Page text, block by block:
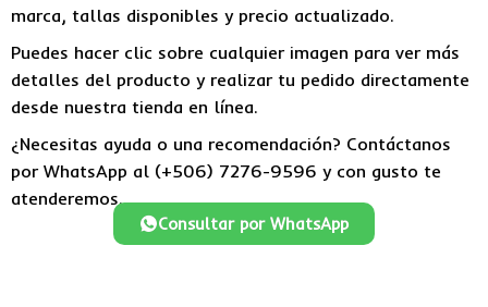
marca, tallas disponibles y precio actualizado.
Puedes hacer clic sobre cualquier imagen para ver más
detalles del producto y realizar tu pedido directamente
desde nuestra tienda en línea.
¿Necesitas ayuda o una recomendación? Contáctanos
por WhatsApp al (+506) 7276-9596 y con gusto te
atenderemos.
Consultar por WhatsApp